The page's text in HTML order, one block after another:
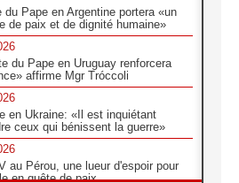
du Pape en Argentine portera «un
de paix et de dignité humaine»
du Pape en Uruguay renforcera
affirme Mgr Tróccoli
en Ukraine: «Il est inquiétant
ceux qui bénissent la guerre»
au Pérou, une lueur d'espoir pour
en quête de paix